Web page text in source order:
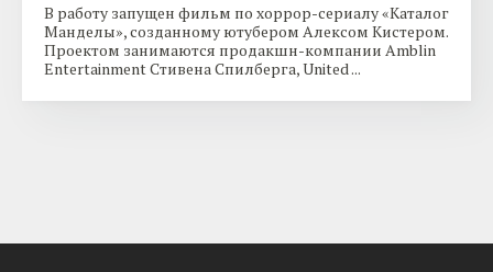
В работу запущен фильм по хоррор-сериалу «Каталог
Манделы», созданному ютубером Алексом Кистером.
Проектом занимаются продакшн-компании Amblin
Entertainment Стивена Спилберга, United ...